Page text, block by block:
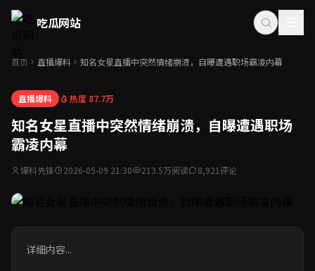
吃瓜网站
首页 直播爆料 知名女星直播中突然情绪崩溃，自曝遭遇职场霸凌内幕
直播爆料 热度 87.7万
知名女星直播中突然情绪崩溃，自曝遭遇职场
霸凌内幕
爆料先锋 2026-05-09 21:30 213.5万阅读 8,921评论
详细内容...